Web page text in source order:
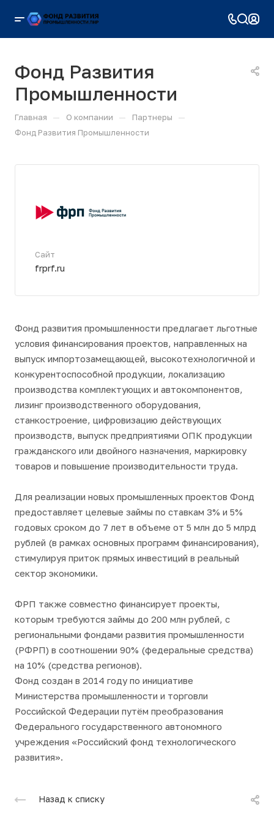
Фонд Развития
Промышленности
Главная — О компании — Партнеры —
Фонд Развития Промышленности
Сайт
frprf.ru
Фонд развития промышленности предлагает льготные
условия финансирования проектов, направленных на
выпуск импортозамещающей, высокотехнологичной и
конкурентоспособной продукции, локализацию
производства комплектующих и автокомпонентов,
лизинг производственного оборудования,
станкостроение, цифровизацию действующих
производств, выпуск предприятиями ОПК продукции
гражданского или двойного назначения, маркировку
товаров и повышение производительности труда.
Для реализации новых промышленных проектов Фонд
предоставляет целевые займы по ставкам 3% и 5%
годовых сроком до 7 лет в объеме от 5 млн до 5 млрд
рублей (в рамках основных программ финансирования),
стимулируя приток прямых инвестиций в реальный
сектор экономики.
ФРП также совместно финансирует проекты,
которым требуются займы до 200 млн рублей, с
региональными фондами развития промышленности
(РФРП) в соотношении 90% (федеральные средства)
на 10% (средства регионов).
Фонд создан в 2014 году по инициативе
Министерства промышленности и торговли
Российской Федерации путём преобразования
Федерального государственного автономного
учреждения «Российский фонд технологического
развития».
Назад к списку